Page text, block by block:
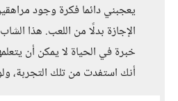
يعجبني دائما فكرة وجود
الإجازة بدلًا من اللعب. هذا
خبرة في الحياة لا يمكن أن
أنك استفدت من تلك التجربة،